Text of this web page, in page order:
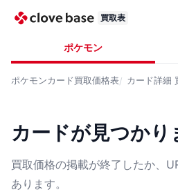
買取表
ポケモン
ポケモンカード買取価格表 カード詳細
カードが見つかり
買取価格の掲載が終了したか、
あります。